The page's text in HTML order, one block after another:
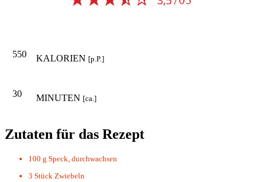
550 KALORIEN [p.P.]
30 MINUTEN [ca.]
Zutaten für das Rezept
100 g Speck, durchwachsen
3 Stück Zwiebeln